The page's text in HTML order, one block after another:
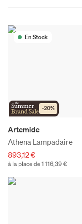
En Stock
the
Summer
Brand Sale -20%
Artemide
Athena Lampadaire
893,12 €
à la place de 1 116,39 €